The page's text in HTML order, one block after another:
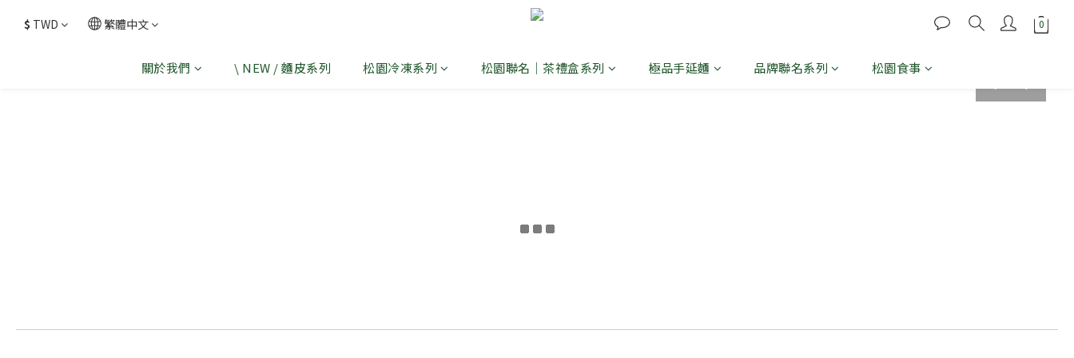
$ TWD 繁體中文
關於我們 \ NEW / 麵皮系列 松園冷凍系列 松園聯名｜茶禮盒系列 極品手延麵 品牌聯名系列 松園食事